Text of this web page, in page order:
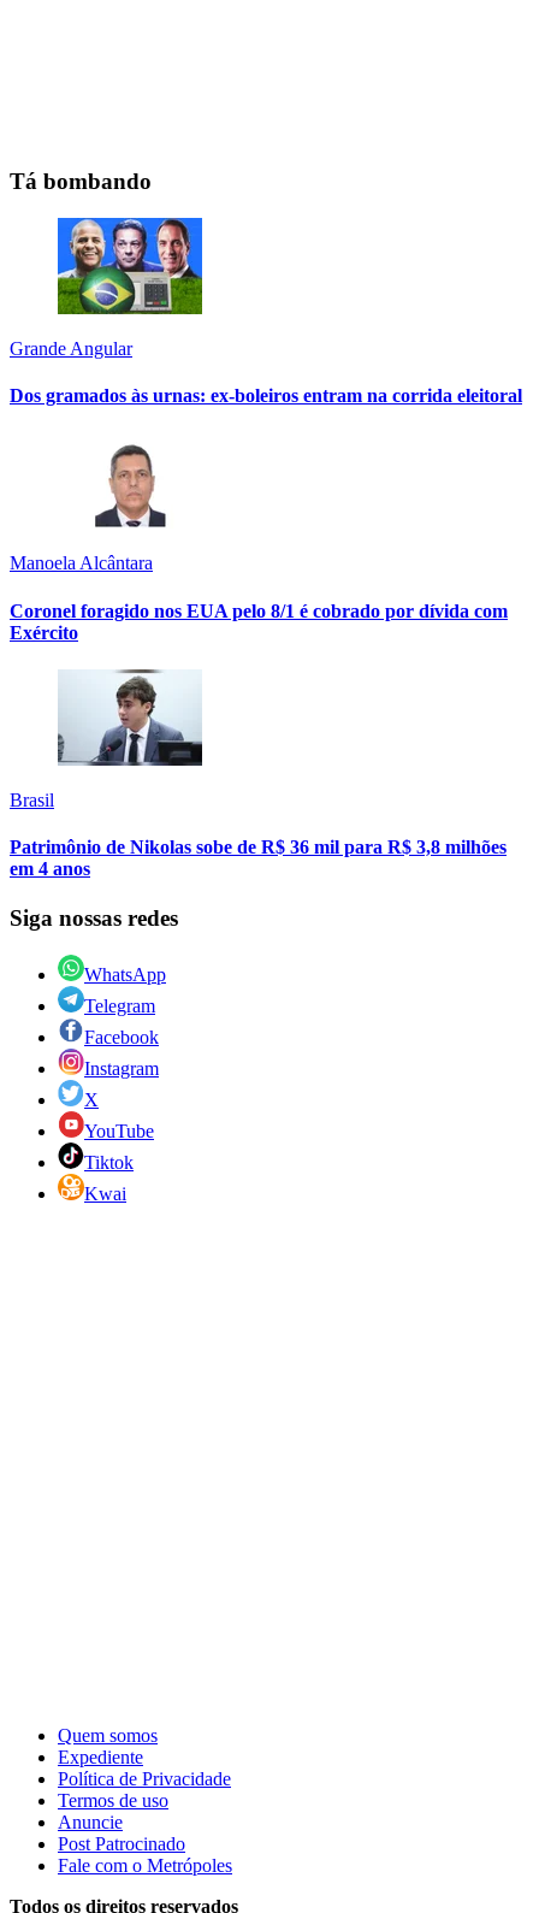
Tá bombando
Grande Angular
Dos gramados às urnas: ex-boleiros entram na corrida eleitoral
Manoela Alcântara
Coronel foragido nos EUA pelo 8/1 é cobrado por dívida com
Exército
Brasil
Patrimônio de Nikolas sobe de R$ 36 mil para R$ 3,8 milhões
em 4 anos
Siga nossas redes
WhatsApp
Telegram
Facebook
Instagram
X
YouTube
Tiktok
Kwai
Quem somos
Expediente
Política de Privacidade
Termos de uso
Anuncie
Post Patrocinado
Fale com o Metrópoles
Todos os direitos reservados